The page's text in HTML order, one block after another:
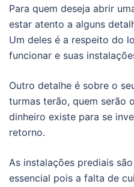
Para quem deseja abrir
estar atento a alguns
Um deles é a respeito do
funcionar e suas
Outro detalhe é sobre o
turmas terão, quem serão
dinheiro existe para se
retorno.
As instalações prediais
essencial pois a falta de